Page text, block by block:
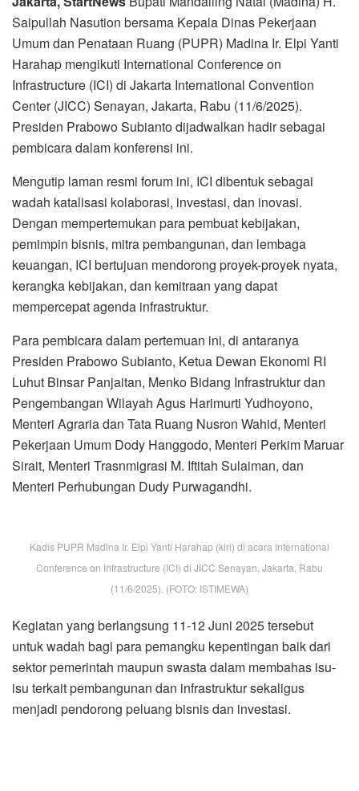
Saipullah Nasution bersama Kepala Dinas Pekerjaan
Umum dan Penataan Ruang (PUPR) Madina Ir. Elpi Yanti
Harahap mengikuti International Conference on
Infrastructure (ICI) di Jakarta International Convention
Center (JICC) Senayan, Jakarta, Rabu (11/6/2025).
Presiden Prabowo Subianto dijadwalkan hadir sebagai
pembicara dalam konferensi ini.
Mengutip laman resmi forum ini, ICI dibentuk sebagai
wadah katalisasi kolaborasi, investasi, dan inovasi.
Dengan mempertemukan para pembuat kebijakan,
pemimpin bisnis, mitra pembangunan, dan lembaga
keuangan, ICI bertujuan mendorong proyek-proyek nyata,
kerangka kebijakan, dan kemitraan yang dapat
mempercepat agenda infrastruktur.
Para pembicara dalam pertemuan ini, di antaranya
Presiden Prabowo Subianto, Ketua Dewan Ekonomi RI
Luhut Binsar Panjaitan, Menko Bidang Infrastruktur dan
Pengembangan Wilayah Agus Harimurti Yudhoyono,
Menteri Agraria dan Tata Ruang Nusron Wahid, Menteri
Pekerjaan Umum Dody Hanggodo, Menteri Perkim Maruar
Sirait, Menteri Trasnmigrasi M. Iftitah Sulaiman, dan
Menteri Perhubungan Dudy Purwagandhi.
Kadis PUPR Madina Ir. Elpi Yanti Harahap (kiri) di acara International
Conference on Infrastructure (ICI) di JICC Senayan, Jakarta, Rabu
(11/6/2025). (FOTO: ISTIMEWA)
Kegiatan yang berlangsung 11-12 Juni 2025 tersebut
untuk wadah bagi para pemangku kepentingan baik dari
sektor pemerintah maupun swasta dalam membahas isu-
isu terkait pembangunan dan infrastruktur sekaligus
menjadi pendorong peluang bisnis dan investasi.